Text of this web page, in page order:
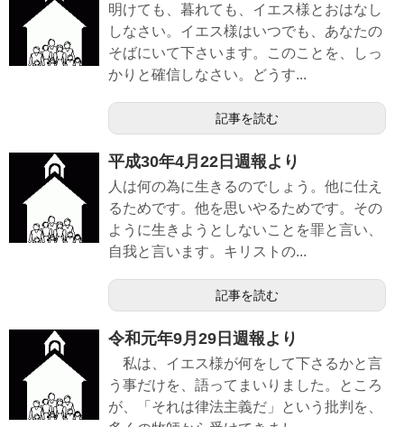
明けても、暮れても、イエス様とおはなし
しなさい。イエス様はいつでも、あなたの
そばにいて下さいます。このことを、しっ
かりと確信しなさい。どうす...
記事を読む
平成30年4月22日週報より
人は何の為に生きるのでしょう。他に仕え
るためです。他を思いやるためです。その
ように生きようとしないことを罪と言い、
自我と言います。キリストの...
記事を読む
令和元年9月29日週報より
私は、イエス様が何をして下さるかと言
う事だけを、語ってまいりました。ところ
が、「それは律法主義だ」という批判を、